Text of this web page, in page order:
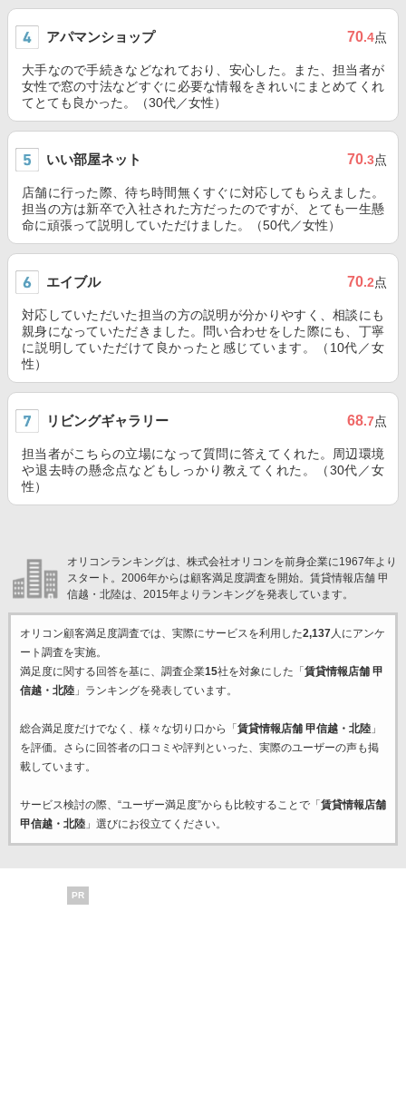
アパマンショップ 70.4点
大手なので手続きなどなれており、安心した。また、担当者が
女性で窓の寸法などすぐに必要な情報をきれいにまとめてくれ
てとても良かった。（30代／女性）
いい部屋ネット 70.3点
店舗に行った際、待ち時間無くすぐに対応してもらえました。
担当の方は新卒で入社された方だったのですが、とても一生懸
命に頑張って説明していただけました。（50代／女性）
エイブル 70.2点
対応していただいた担当の方の説明が分かりやすく、相談にも
親身になっていただきました。問い合わせをした際にも、丁寧
に説明していただけて良かったと感じています。（10代／女
性）
リビングギャラリー 68.7点
担当者がこちらの立場になって質問に答えてくれた。周辺環境
や退去時の懸念点などもしっかり教えてくれた。（30代／女
性）
オリコンランキングは、株式会社オリコンを前身企業に1967年より
スタート。2006年からは顧客満足度調査を開始。賃貸情報店舗 甲
信越・北陸は、2015年よりランキングを発表しています。
オリコン顧客満足度調査では、実際にサービスを利用した2,137人にアンケ
ート調査を実施。
満足度に関する回答を基に、調査企業15社を対象にした「 賃貸情報店舗 甲
信越・北陸」ランキングを発表しています。
総合満足度だけでなく、様々な切り口から「 賃貸情報店舗 甲信越・北陸」
を評価。さらに回答者の口コミや評判といった、実際のユーザーの声も掲
載しています。
サービス検討の際、“ユーザー満足度”からも比較することで「 賃貸情報店舗
甲信越・北陸」選びにお役立てください。
PR